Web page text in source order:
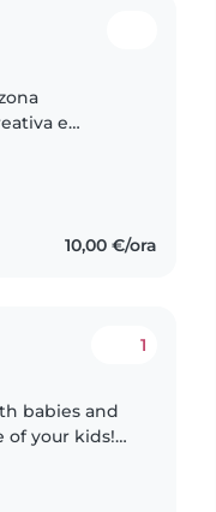
e
10,00 €/ora
1
babies and
of your kids!